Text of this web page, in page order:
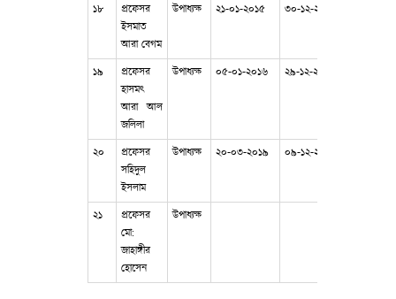
১৮
প্রফেসর
ইসমাত
আরা বেগম
উপাধ্যক্ষ ২১-০১-২০১৫ ৩০-১২-২০১৫
১৯
প্রফেসর
হাসমৎ
আরা আল
জলিলা
উপাধ্যক্ষ ০৫-০১-২০১৬ ২৯-১২-২০১৬
২০
প্রফেসর
সহিদুল
ইসলাম
উপাধ্যক্ষ ২০-০৩-২০১৯ ০৯-১২-২০১৯
২১
প্রফেসর
মো:
জাহাঙ্গীর
হোসেন
উপাধ্যক্ষ